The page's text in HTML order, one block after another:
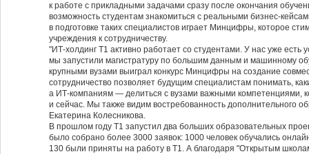
к работе с прикладными задачами сразу после окончания
возможность студентам знакомиться с реальными бизнес-
в подготовке таких специалистов играет Минцифры, которое
учреждения к сотрудничеству.
"ИТ-холдинг Т1 активно работает со студентами. У нас уже
мы запустили магистратуру по большим данным и машинному
крупными вузами выиграл конкурс Минцифры на создание
сотрудничество позволяет будущим специалистам понимать,
а ИТ-компаниям — делиться с вузами важными компетенциями,
и сейчас. Мы также видим востребованность дополнительного
Екатерина Колесникова.
В прошлом году Т1 запустил два больших образовательных
было собрано более 3000 заявок: 1000 человек обучались
130 были приняты на работу в Т1. А благодаря "Открытым